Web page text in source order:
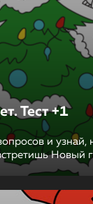
Тест +1
и узнай,
Новый